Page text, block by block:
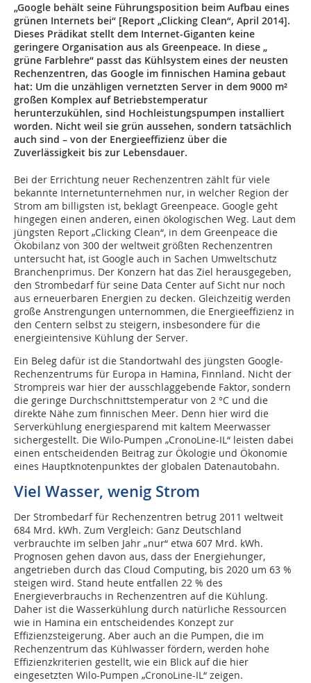
„Google behält seine Führungsposition beim Aufbau eines
grünen Internets bei“ [Report „Clicking Clean“, April 2014].
Dieses Prädikat stellt dem Internet-Giganten keine
geringere Organisation aus als Greenpeace. In diese „
grüne Farblehre“ passt das Kühlsystem eines der neusten
Rechenzentren, das Google im finnischen Hamina gebaut
hat: Um die unzähligen vernetzten Server in dem 9000 m²
großen Komplex auf Betriebstemperatur
herunterzukühlen, sind Hochleistungspumpen installiert
worden. Nicht weil sie grün aussehen, sondern tatsächlich
auch sind – von der Energieeffizienz über die
Zuverlässigkeit bis zur Lebensdauer.
Bei der Errichtung neuer Rechenzentren zählt für viele
bekannte Internetunternehmen nur, in welcher Region der
Strom am billigsten ist, beklagt Greenpeace. Google geht
hingegen einen anderen, einen ökologischen Weg. Laut dem
jüngsten Report „Clicking Clean“, in dem Greenpeace die
Ökobilanz von 300 der weltweit größten Rechenzentren
untersucht hat, ist Google auch in Sachen Umweltschutz
Branchenprimus. Der Konzern hat das Ziel herausgegeben,
den Strombedarf für seine Data Center auf Sicht nur noch
aus erneuerbaren Energien zu decken. Gleichzeitig werden
große Anstrengungen unternommen, die Energieeffizienz in
den Centern selbst zu steigern, insbesondere für die
energieintensive Kühlung der Server.
Ein Beleg dafür ist die Standortwahl des jüngsten Google-
Rechenzentrums für Europa in Hamina, Finnland. Nicht der
Strompreis war hier der ausschlaggebende Faktor, sondern
die geringe Durchschnittstemperatur von 2 °C und die
direkte Nähe zum finnischen Meer. Denn hier wird die
Serverkühlung energiesparend mit kaltem Meerwasser
sichergestellt. Die Wilo-Pumpen „CronoLine-IL“ leisten dabei
einen entscheidenden Beitrag zur Ökologie und Ökonomie
eines Hauptknotenpunktes der globalen Datenautobahn.
Viel Wasser, wenig Strom
Der Strombedarf für Rechenzentren betrug 2011 weltweit
684 Mrd. kWh. Zum Vergleich: Ganz Deutschland
verbrauchte im selben Jahr „nur“ etwa 607 Mrd. kWh.
Prognosen gehen davon aus, dass der Energiehunger,
angetrieben durch das Cloud Computing, bis 2020 um 63 %
steigen wird. Stand heute entfallen 22 % des
Energieverbrauchs in Rechenzentren auf die Kühlung.
Daher ist die Wasserkühlung durch natürliche Ressourcen
wie in Hamina ein entscheidendes Konzept zur
Effizienzsteigerung. Aber auch an die Pumpen, die im
Rechenzentrum das Kühlwasser fördern, werden hohe
Effizienzkriterien gestellt, wie ein Blick auf die hier
eingesetzten Wilo-Pumpen „CronoLine-IL“ zeigen.